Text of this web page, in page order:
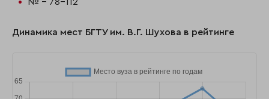
Динамика мест БГТУ им. В.Г. Шухова в рейтинге